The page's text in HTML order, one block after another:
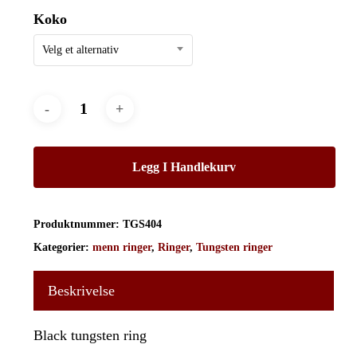
Koko
Velg et alternativ
Legg I Handlekurv
Produktnummer: TGS404
Kategorier: menn ringer, Ringer, Tungsten ringer
Beskrivelse
Black tungsten ring